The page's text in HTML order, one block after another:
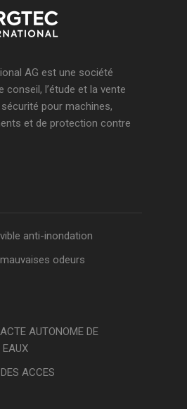
AG est une société
conseil, l’étude et la vente
sécurité pour machines,
et de protection contre
anti-inondation
odeurs
AUTONOME DE
ACCES